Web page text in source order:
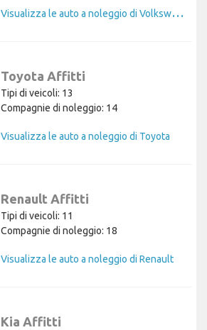
V
isualizza le auto a noleggio di Volkswagen
Toyota Affitti
Tipi di veicoli: 13
Compagnie di noleggio: 14
Visualizza le auto a noleggio di Toyota
Renault Affitti
Tipi di veicoli: 11
Compagnie di noleggio: 18
Visualizza le auto a noleggio di Renault
Kia Affitti